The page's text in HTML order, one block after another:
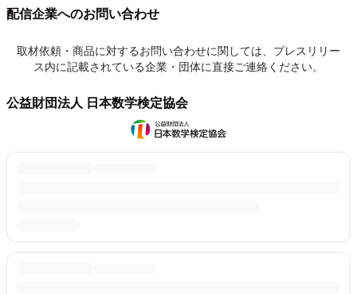
配信企業へのお問い合わせ
取材依頼・商品に対するお問い合わせに関しては、プレスリリー
ス内に記載されている企業・団体に直接ご連絡ください。
公益財団法人 日本数学検定協会